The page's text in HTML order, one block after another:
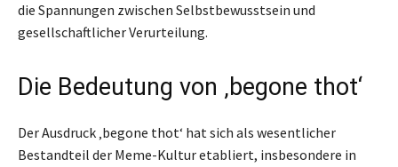
die Spannungen zwischen Selbstbewusstsein und
gesellschaftlicher Verurteilung.
Die Bedeutung von ‚begone thot‘
Der Ausdruck ‚begone thot‘ hat sich als wesentlicher
Bestandteil der Meme-Kultur etabliert, insbesondere in